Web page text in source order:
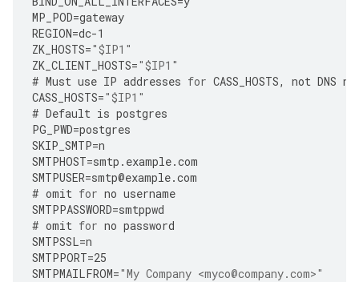
MP_POD=gateway
REGION=dc-1
ZK_HOSTS="$IP1"
ZK_CLIENT_HOSTS="$IP1"
# Must use IP addresses for CASS_HOSTS, not DNS
CASS_HOSTS="$IP1"
# Default is postgres
PG_PWD=postgres
SKIP_SMTP=n
SMTPHOST=smtp . example.com
SMTPUSER=smtp@example.com
# omit for no username
SMTPPASSWORD=smtppwd
# omit for no password
SMTPSSL=n
SMTPPORT=25
SMTPMAILFROM="My Company <myco@company.com>"